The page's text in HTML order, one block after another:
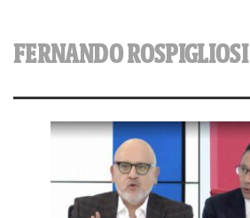
FERNANDO ROSPIGLIOSI